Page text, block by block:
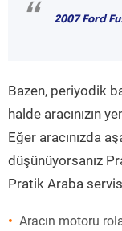
“ 2007 Ford
Bazen, periyodik
halde aracınızın
Eğer aracınızda
düşünüyorsanız
Pratik Araba
Aracın motoru